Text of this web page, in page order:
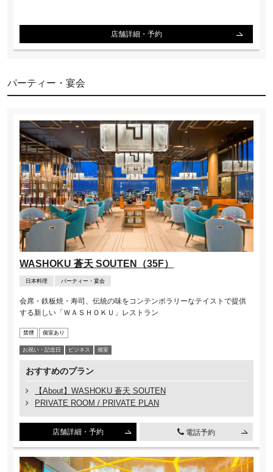
店舗詳細・予約
パーティー・宴会
WASHOKU 蒼天 SOUTEN（35F）
日本料理 パーティー・宴会
会席・鉄板焼・寿司、伝統の味をコンテンポラリーなテイストで提供
する新しい「ＷＡＳＨＯＫＵ」レストラン
禁煙 個室あり
お祝い・記念⽇ ビジネス 個室
おすすめのプラン
【About】WASHOKU 蒼天 SOUTEN
PRIVATE ROOM / PRIVATE PLAN
店舗詳細・予約 電話予約